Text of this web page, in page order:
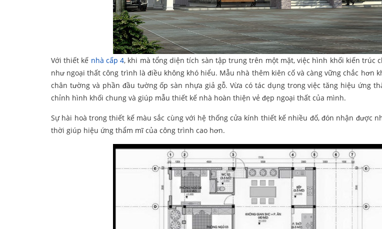
Với thiết kế nhà cấp 4, khi mà tổng diện tích sàn tập trung trên một mặt, việc hình khối kiến trúc
như ngoại thất công trình là điều không khó hiểu. Mẫu nhà thêm kiên cố và càng vững chắc hơn
chân tường và phần đầu tường ốp sàn nhựa giả gỗ. Vừa có tác dụng trong việc tăng hiệu ứng
chỉnh hình khối chung và giúp mẫu thiết kế nhà hoàn thiện vẻ đẹp ngoại thất của mình.
Sự hài hoà trong thiết kế màu sắc cùng với hệ thống cửa kính thiết kế nhiều đố, đón nhận được
thời giúp hiệu ứng thẩm mĩ của công trình cao hơn.